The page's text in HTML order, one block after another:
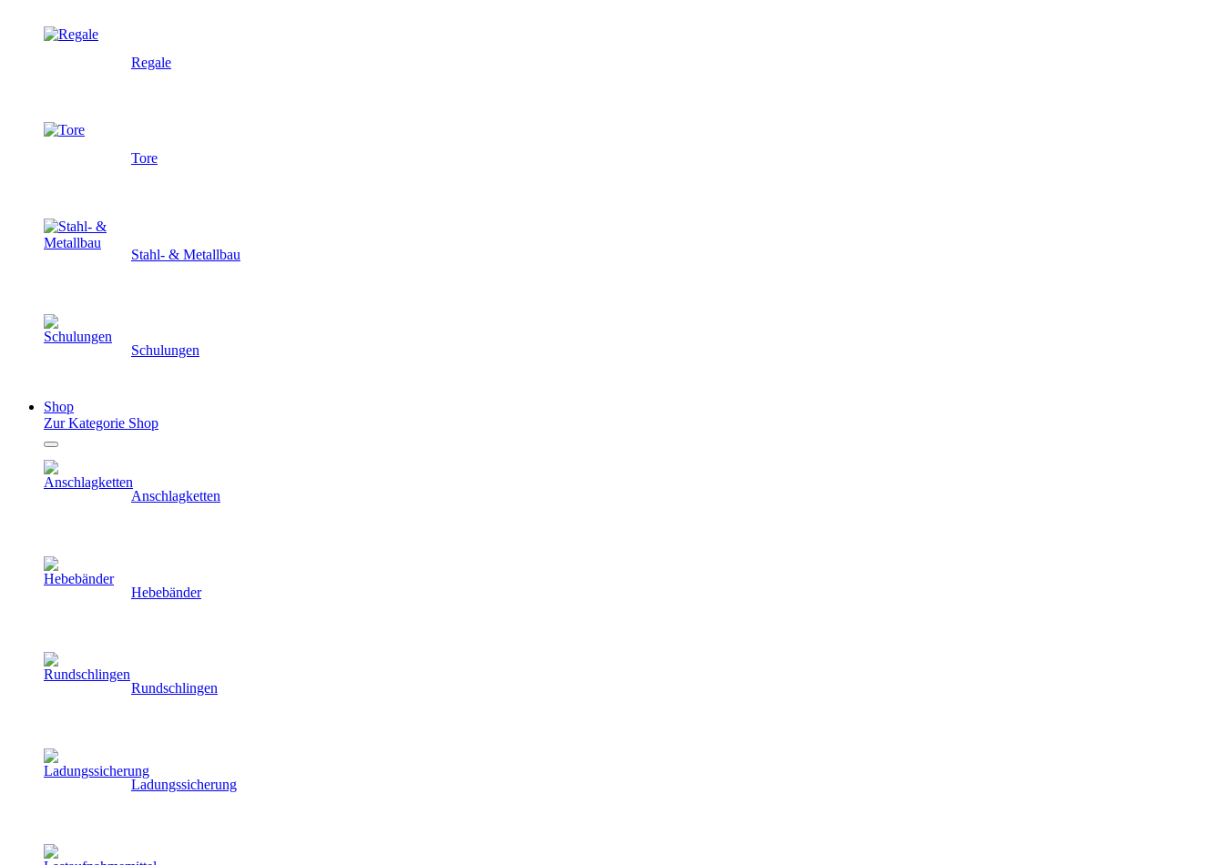
Regale
Tore
Stahl- & Metallbau
Schulungen
Shop
Zur Kategorie Shop
Anschlagketten
Hebebänder
Rundschlingen
Ladungssicherung